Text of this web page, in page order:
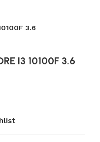
3.6
I3 10100F 3.6